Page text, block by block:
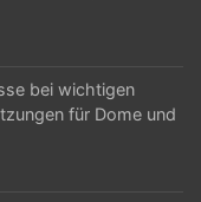
bei wichtigen
für Dome und